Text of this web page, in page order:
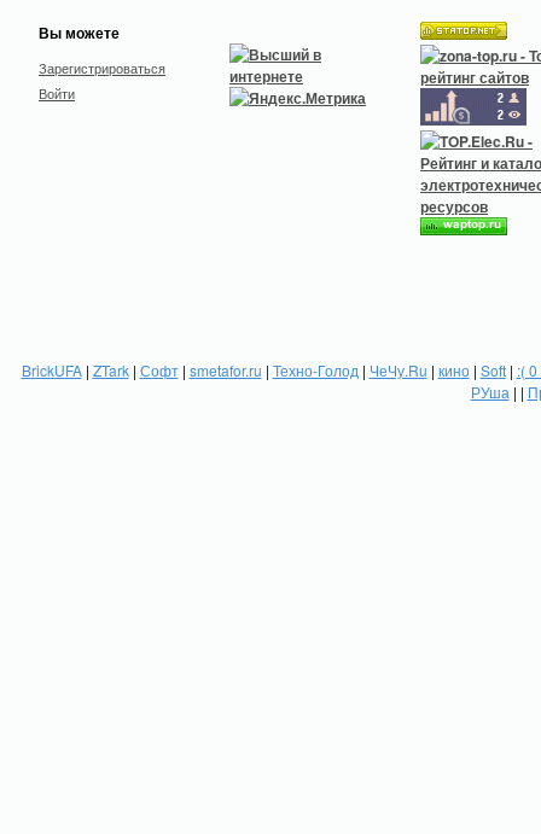
Вы можете
Зарегистрироваться
Войти
BrickUFA| ZTark| Софт| smetafor.ru | Техно-Голод | ЧеЧу.Ru | кино| Soft| :(
РУша | |